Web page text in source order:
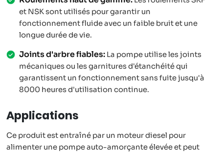
et NSK sont utilisés pour garantir un
fonctionnement fluide avec un faible bruit et une
longue durée de vie.
Joints d'arbre fiables: La pompe utilise les joints
mécaniques ou les garnitures d'étanchéité qui
garantissent un fonctionnement sans fuite jusqu'à
8000 heures d'utilisation continue.
Applications
Ce produit est entraîné par un moteur diesel pour
alimenter une pompe auto-amorçante élevée et peut